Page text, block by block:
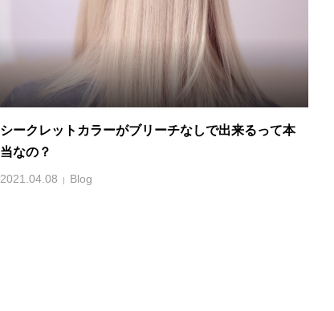
シークレットカラーがブリーチなしで出来るって本
当なの？
2021.04.08 Blog